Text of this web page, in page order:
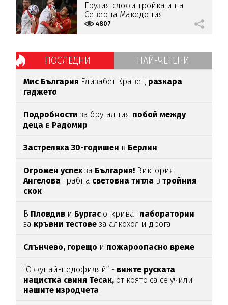
Грузия сложи тройка и на
Северна Македония
4807
ПОСЛЕДНИ НАЙ-ЧЕТЕНИ
Мис България Елизабет Кравец разкара
гаджето
Подробностиза бруталния побой между
деца в Радомир
Застреляха 30-годишен в Берлин
Огромен успехза България! Виктория
Ангелова грабна световна титла в тройния
скок
В Пловдив и Бургас откриватлаборатории
за кръвни тестовеза алкохол и дрога
Слънчево, горещо и пожароопасно време
"Оккупай-педофиляй“ - вижте руската
нацистка свиня Тесак, от която са се учили
нашите изродчета